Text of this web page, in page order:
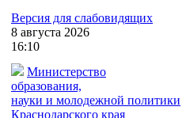
Версия для слабовидящих
8 августа 2026
16:10
Министерство
образования,
науки и молодежной политики
Краснодарского края